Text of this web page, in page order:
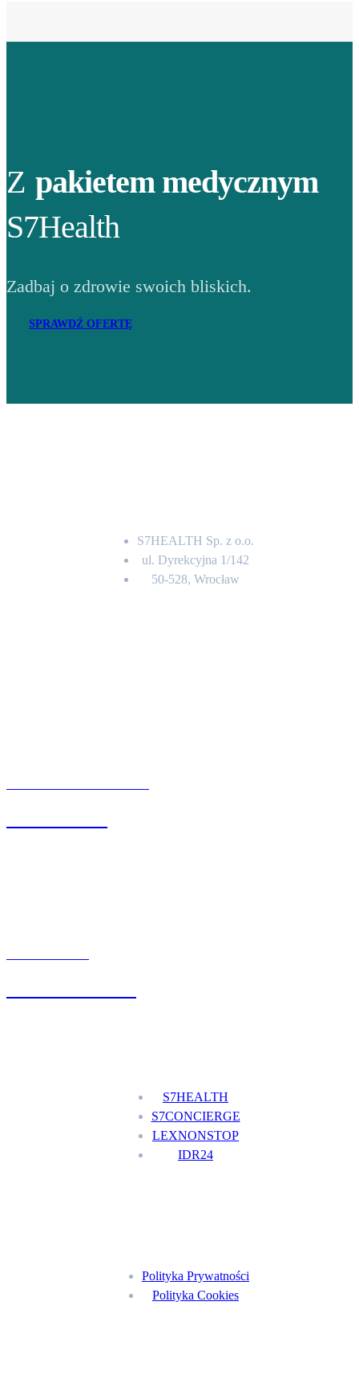
Z pakietem medycznym
S7Health
Zadbaj o zdrowie swoich bliskich.
SPRAWDŹ OFERTĘ
S7HEALTH Sp. z o.o.
ul. Dyrekcyjna 1/142
50-528, Wrocław
S7HEALTH
S7CONCIERGE
LEXNONSTOP
IDR24
Polityka Prywatności
Polityka Cookies